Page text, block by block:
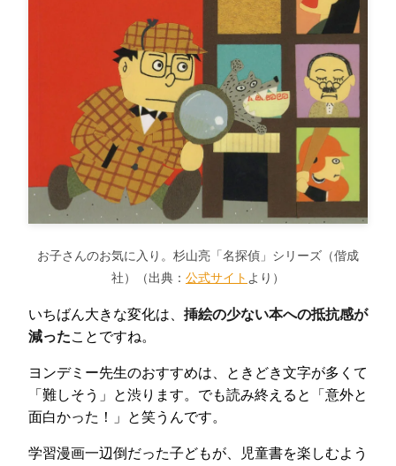
お子さんのお気に入り。杉山亮「名探偵」シリーズ（偕成
社）（出典： 公式サイト より）
いちばん大きな変化は、 挿絵の少ない本への抵抗感が
減ったことですね。
ヨンデミー先生のおすすめは、ときどき文字が多くて
「難しそう」と渋ります。でも読み終えると「意外と
面白かった！」と笑うんです。
学習漫画一辺倒だった子どもが、児童書を楽しむよう